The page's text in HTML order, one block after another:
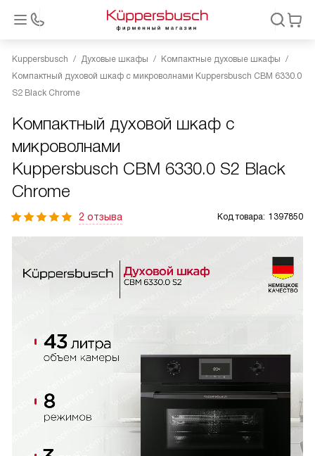
Kuppersbusch Духовые шкафы
Компактные духовые шкафы
Компактный духовой шкаф с микроволнами Kuppersbusch CBM 6330.0
S2 Black Chrome
Компактный духовой шкаф с
микроволнами
Kuppersbusch CBM 6330.0 S2 Black
Chrome
2 отзыва Код товара: 1397850